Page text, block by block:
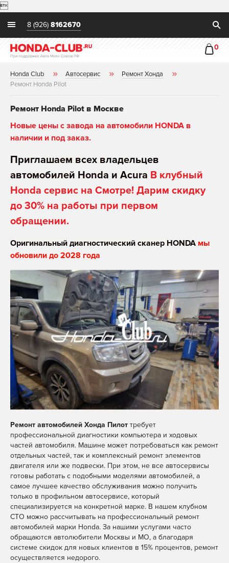

8 (926) 8162670
0
Honda Club Автосервис
Ремонт Хонда
Ремонт Honda Pilot
Ремонт Honda Pilot в Москве
Новые цены с завода на автомобили HONDA в
наличии и под заказ.
Приглашаем всех владельцев
автомобилей Honda и Acura В клубный
Honda сервис на Смотре! Дарим скидку
до 30% на работы при первом
обращении.
Оригинальный диагностический сканер HONDA мы
обновили до 2028 года
Ремонт автомобилей Хонда Пилот требует
профессиональной диагностики компьютера и ходовых
частей автомобиля. Машине может потребоваться как ремонт
отдельных частей, так и комплексный ремонт элементов
двигателя или же подвески. При этом, не все автосервисы
готовы работать с подобными моделями автомобилей, а
самое лучшее качество обслуживания можно получить
только в профильном автосервисе, который
специализируется на конкретной марке. В нашем клубном
СТО можно рассчитывать на профессиональный ремонт
автомобилей марки Honda. За нашими услугами часто
обращаются автолюбители Москвы и МО, а благодаря
системе скидок для новых клиентов в 15% процентов, ремонт
осуществляется недорого.